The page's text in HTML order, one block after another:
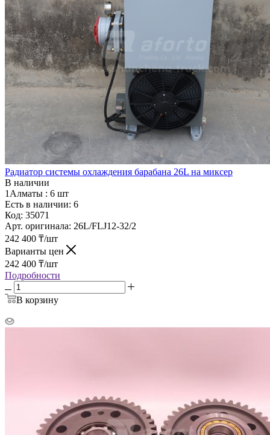
Радиатор системы охлаждения барабана 26L на миксер
В наличии
1Алматы : 6 шт
Есть в наличии: 6
Код: 35071
Арт. оригинала: 26L/FLJ12-32/2
242 400 ₸/шт
Варианты цен
242 400 ₸/шт
Подробности
В корзину